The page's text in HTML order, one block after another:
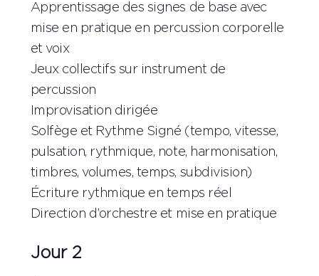
Apprentissage des signes de base avec
mise en pratique en percussion corporelle
et voix
Jeux collectifs sur instrument de
percussion
Improvisation dirigée
Solfège et Rythme Signé (tempo, vitesse,
pulsation, rythmique, note, harmonisation,
timbres, volumes, temps, subdivision)
Écriture rythmique en temps réel
Direction d’orchestre et mise en pratique
Jour 2